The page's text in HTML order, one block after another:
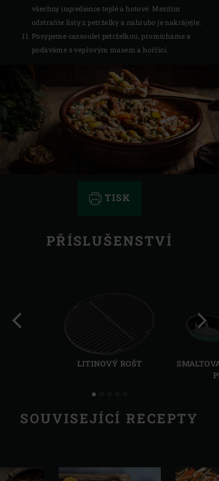
všechny ingredience teplé a hotové. Mezitím
odstraňte listy z petrželky a nahrubo je nakrájejte.
Posypeme cassoulet petrželkou, promícháme a
podáváme s vepřovým masem a hořčicí.
TISK
PŘÍSLUŠENSTVÍ
LITINOVÝ ROŠT
SOUVISEJÍCÍ RECEPTY